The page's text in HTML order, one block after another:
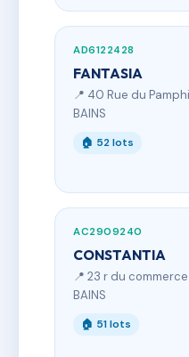
AD6122428
FANTASIA
📍 40 Rue du
BAINS
🏠 52 lots
AC2909240
CONSTANTIA
📍 23 r du
BAINS
🏠 51 lots